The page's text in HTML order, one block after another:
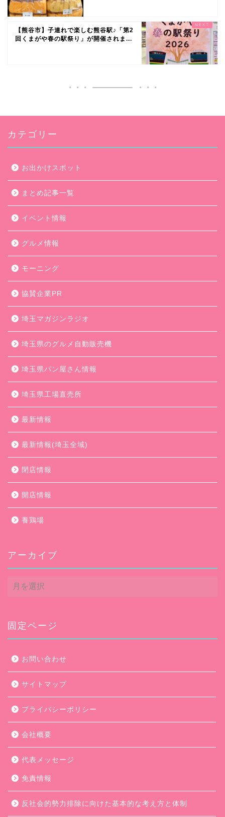
【熊谷市】子連れで楽しむ熊谷駅♪「第2
回くまがや春の駅祭り」が開催されま...
カテゴリー
お出かけスポット
まとめ記事一覧
イベント情報
グルメ情報
モーニング
協賛企業PR
埼玉マガジンラジオ
埼玉県のグルメ自動販売機
埼玉県パン屋さん情報
埼玉県工場直売所
最新情報
最新情報(埼玉全域)
閉店情報
開店情報
養鶏場
アーカイブ
ア
ー
ブ
固定ページ
お問い合わせ
サイトマップ
プライバシーポリシー
会社概要
代表メッセージ
免責情報
反社会的勢力排除に向けた基本的な考え方と体制